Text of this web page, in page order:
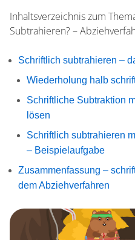
Inhaltsverzeichnis zum
Subtrahieren? –
Schriftlich subtrahieren –
Wiederholung halb
Schriftliche Subtraktion
lösen
Schriftlich subtrahieren
– Beispielaufgabe
Zusammenfassung –
dem Abziehverfahren